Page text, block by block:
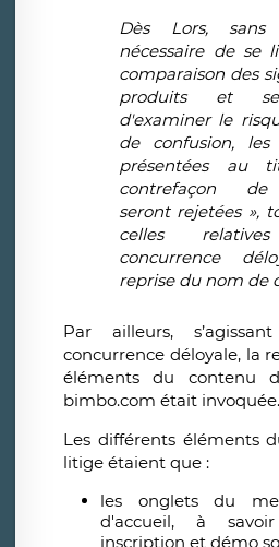
Dès Lors,
nécessaire de se
comparaison des
produits et
d'examiner le
de confusion, les
présentées au
contrefaçon de
seront rejetées»,
celles
concurrence
reprise du nom de
Par ailleurs,
concurrence déloyale, la
éléments du contenu
bimbo.com était invoquée.
Les différents éléments
litige étaient que :
les onglets du
d'accueil, à
inscription et démo